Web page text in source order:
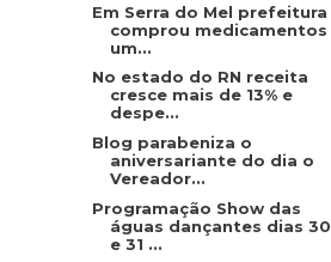
Em Serra do Mel prefeitura
comprou medicamentos
um...
No estado do RN receita
cresce mais de 13% e
despe...
Blog parabeniza o
aniversariante do dia o
Vereador...
Programação Show das
águas dançantes dias 30
e 31 ...